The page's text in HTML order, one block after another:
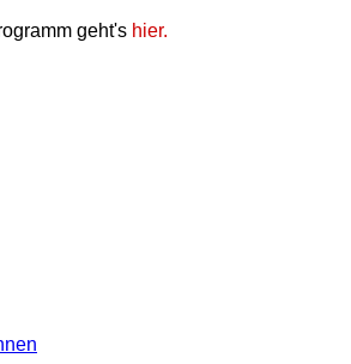
geht's hier.